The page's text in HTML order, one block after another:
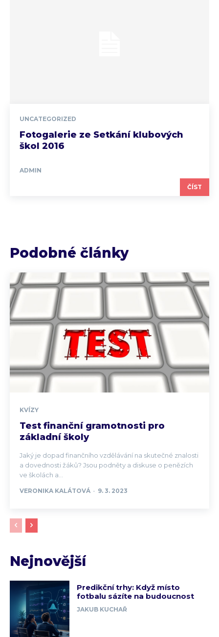
UNCATEGORIZED
Fotogalerie ze Setkání klubových
škol 2016
ADMIN
ČÍST
Podobné články
KVÍZY
Test finanční gramotnosti pro
základní školy
Jaký je dopad finančního vzdělávání na skutečné znalosti
a dovednosti žáků? Jsou podněty a diskuse o penězích
ve školách a...
VERONIKA KALÁTOVÁ - 9. 3. 2023
Nejnovější
Predikční trhy: Když místo
fotbalu sázíte na budoucnost
JAKUB KUCHAŘ